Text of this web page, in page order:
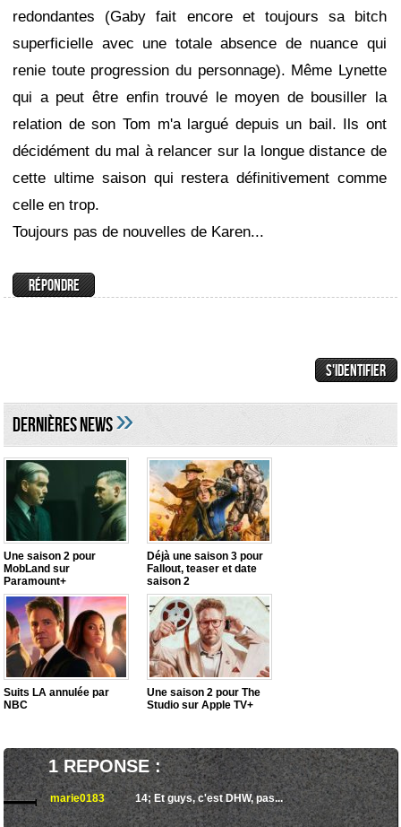
redondantes (Gaby fait encore et toujours sa bitch
superficielle avec une totale absence de nuance qui
renie toute progression du personnage). Même Lynette
qui a peut être enfin trouvé le moyen de bousiller la
relation de son Tom m'a largué depuis un bail. Ils ont
décidément du mal à relancer sur la longue distance de
cette ultime saison qui restera définitivement comme
celle en trop.
Toujours pas de nouvelles de Karen...
DERNIÈRES NEWS»
Une saison 2 pour
MobLand sur
Paramount+
Déjà une saison 3 pour
Fallout, teaser et date
saison 2
Suits LA annulée par
NBC
Une saison 2 pour The
Studio sur Apple TV+
1 REPONSE :
marie0183 14; Et guys, c'est DHW, pas...